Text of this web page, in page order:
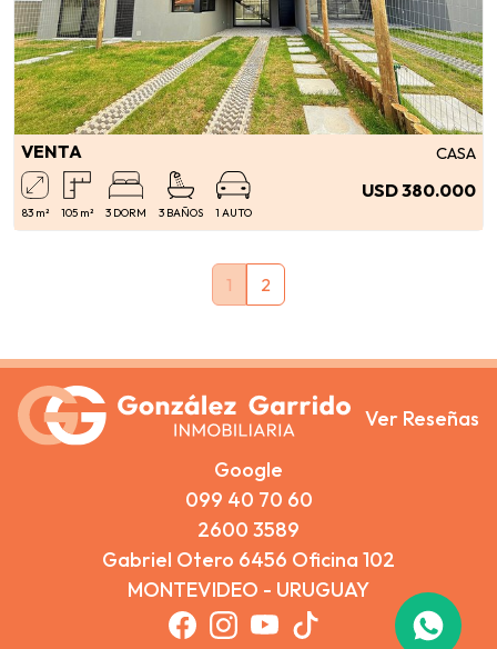
VENTA CASA
83 m² 105 m² 3 DORM 3 BAÑOS 1 AUTO
USD 380.000
Ver Reseñas
Google
099 40 70 60
2600 3589
Gabriel Otero 6456 Oficina 102
MONTEVIDEO - URUGUAY